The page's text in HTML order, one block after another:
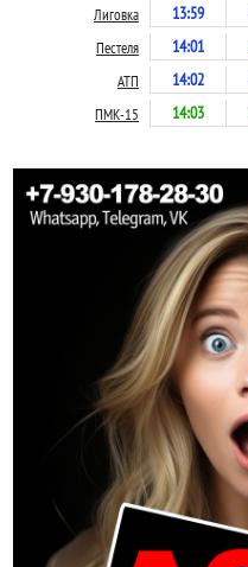
Лиговка 13:59
Пестеля 14:01
АТП 14:02
ПМК-15 14:03